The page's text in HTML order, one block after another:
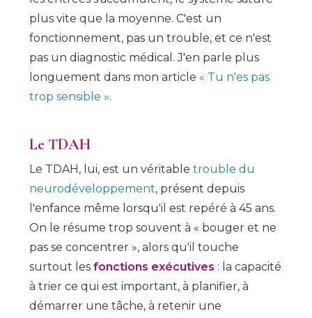
plus vite que la moyenne. C'est un
fonctionnement, pas un trouble, et ce n'est
pas un diagnostic médical. J'en parle plus
longuement dans mon article « Tu n'es pas
trop sensible ».
Le TDAH
Le TDAH, lui, est un véritable trouble du
neurodéveloppement, présent depuis
l'enfance même lorsqu'il est repéré à 45 ans.
On le résume trop souvent à « bouger et ne
pas se concentrer », alors qu'il touche
surtout les fonctions exécutives : la capacité
à trier ce qui est important, à planifier, à
démarrer une tâche, à retenir une